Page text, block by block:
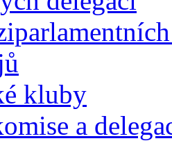
kluby
a